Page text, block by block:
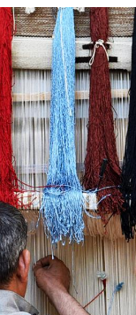
客 地方
湾 华人
源 房产
频 彩票
康 信息化
益 军事
摄影